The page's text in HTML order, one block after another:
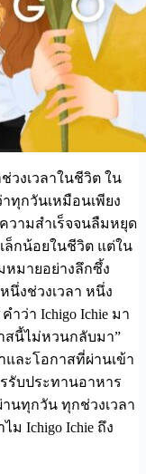
วงเวลาในชีวิต ใน
ทุกวันเหมือนเพียง
วามสำเร็จจนลืมหยุด
ล็กน้อยในชีวิต แต่ใน
หมายอย่างลึกซึ้ง
นึ่งช่วงเวลา หนึ่ง
ำว่า Ichigo Ichie มา
สนี้ไม่หวนกลับมา”
และโอกาสที่ผ่านเข้า
รับประทานอาหาร
นทุกวัน ทุกช่วงเวลา
Ichigo Ichie ถึง